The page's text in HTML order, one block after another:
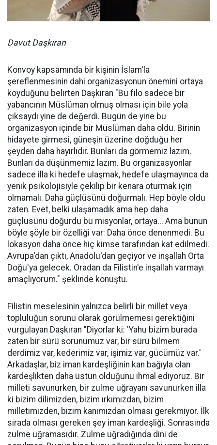
Davut Daşkıran
Konvoy kapsamında bir kişinin İslam'la
şereflenmesinin dahi organizasyonun önemini ortaya
koyduğunu belirten Daşkıran "Bu filo sadece bir
yabancının Müslüman olmuş olması için bile yola
çıksaydı yine de değerdi. Bugün de yine bu
organizasyon içinde bir Müslüman daha oldu. Birinin
hidayete girmesi, güneşin üzerine doğduğu her
şeyden daha hayırlıdır. Bunları da görmemiz lazım.
Bunları da düşünmemiz lazım. Bu organizasyonlar
sadece illa ki hedefe ulaşmak, hedefe ulaşmayınca da
yenik psikolojisiyle çekilip bir kenara oturmak için
olmamalı. Daha güçlüsünü doğurmalı. Hep böyle oldu
zaten. Evet, belki ulaşamadık ama hep daha
güçlüsünü doğurdu bu misyonlar, ortaya... Ama bunun
böyle şöyle bir özelliği var: Daha önce denenmedi. Bu
lokasyon daha önce hiç kimse tarafından kat edilmedi.
Avrupa'dan çıktı, Anadolu'dan geçiyor ve inşallah Orta
Doğu'ya gelecek. Oradan da Filistin'e inşallah varmayı
amaçlıyorum." şeklinde konuştu.
Filistin meselesinin yalnızca belirli bir millet veya
topluluğun sorunu olarak görülmemesi gerektiğini
vurgulayan Daşkıran "Diyorlar ki: 'Yahu bizim burada
zaten bir sürü sorunumuz var, bir sürü bilmem
derdimiz var, kederimiz var, işimiz var, gücümüz var.'
Arkadaşlar, biz iman kardeşliğinin kan bağıyla olan
kardeşlikten daha üstün olduğunu ihmal ediyoruz. Bir
milleti savunurken, bir zulme uğrayanı savunurken illa
ki bizim dilimizden, bizim ırkımızdan, bizim
milletimizden, bizim kanımızdan olması gerekmiyor. İlk
sırada olması gereken şey iman kardeşliği. Sonrasında
zulme uğramasıdır. Zulme uğradığında dini de